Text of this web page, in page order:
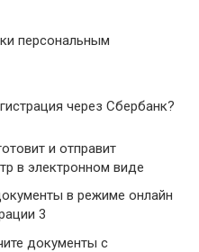
персональным
через Сбербанк?
и отправит
в электронном виде
в режиме онлайн
3
документы с